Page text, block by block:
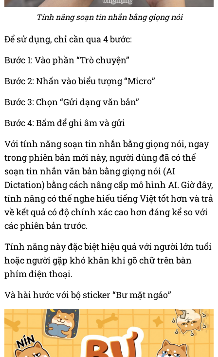
Tính năng soạn tin nhắn bằng giọng nói
Để sử dụng, chỉ cần qua 4 bước:
Bước 1: Vào phần “Trò chuyện”
Bước 2: Nhấn vào biểu tượng “Micro”
Bước 3: Chọn “Gửi dạng văn bản”
Bước 4: Bấm để ghi âm và gửi
Với tính năng soạn tin nhắn bằng giọng nói, ngay
trong phiên bản mới này, người dùng đã có thể
soạn tin nhắn văn bản bằng giọng nói (AI
Dictation) bằng cách nâng cấp mô hình AI. Giờ đây,
tính năng có thể nghe hiểu tiếng Việt tốt hơn và trả
về kết quả có độ chính xác cao hơn đáng kể so với
các phiên bản trước.
Tính năng này đặc biệt hiệu quả với người lớn tuổi
hoặc người gặp khó khăn khi gõ chữ trên bàn
phím điện thoại.
Và hài hước với bộ sticker “Bư mặt ngáo”